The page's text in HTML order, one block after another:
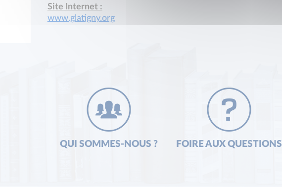
Site Internet :
www.glatigny.org
QUI SOMMES-NOUS ? FOIRE AUX QUESTIONS